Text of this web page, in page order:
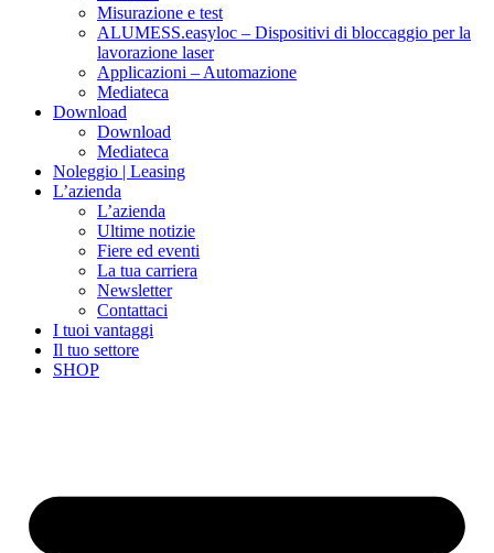
Misurazione e test
ALUMESS.easyloc – Dispositivi di bloccaggio per la
lavorazione laser
Applicazioni – Automazione
Mediateca
Download
Download
Mediateca
Noleggio | Leasing
L’azienda
L’azienda
Ultime notizie
Fiere ed eventi
La tua carriera
Newsletter
Contattaci
I tuoi vantaggi
Il tuo settore
SHOP